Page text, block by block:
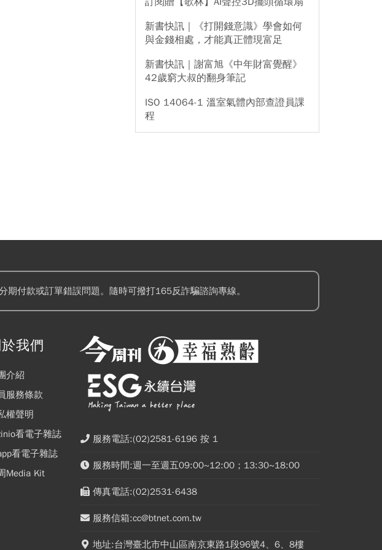
新書快訊｜《打開錢意識》學會如何
與金錢相處，才能真正體現富足
新書快訊｜謝富旭《中年財富覺醒》
42歲窮大叔的翻身筆記
ISO 14064-1 溫室氣體內部查證員課
程
期付款或訂單錯誤問題。隨時可撥打165反詐騙諮詢專線。
我們
介紹
服務條款
權聲明
看電子雜誌
看電子雜誌
Media Kit
服務電話:(02)2581-6196 按 1
服務時間:週一至週五09:00~12:00；13:30~18:00
傳真電話:(02)2531-6438
服務信箱:cc@btnet.com.tw
地址:台灣臺北市中山區南京東路1段96號4、6、8樓